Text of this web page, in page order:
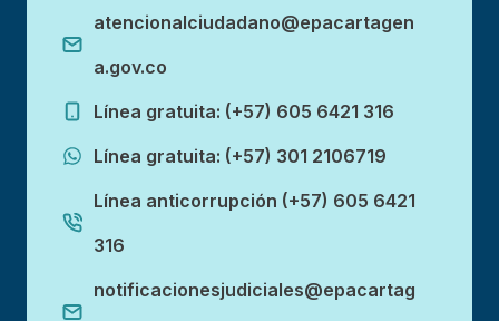
atencionalciudadano@epacartagen
a.gov.co
Línea gratuita: (+57) 605 6421 316
Línea gratuita: (+57) 301 2106719
Línea anticorrupción (+57) 605 6421
316
notificacionesjudiciales@epacartag